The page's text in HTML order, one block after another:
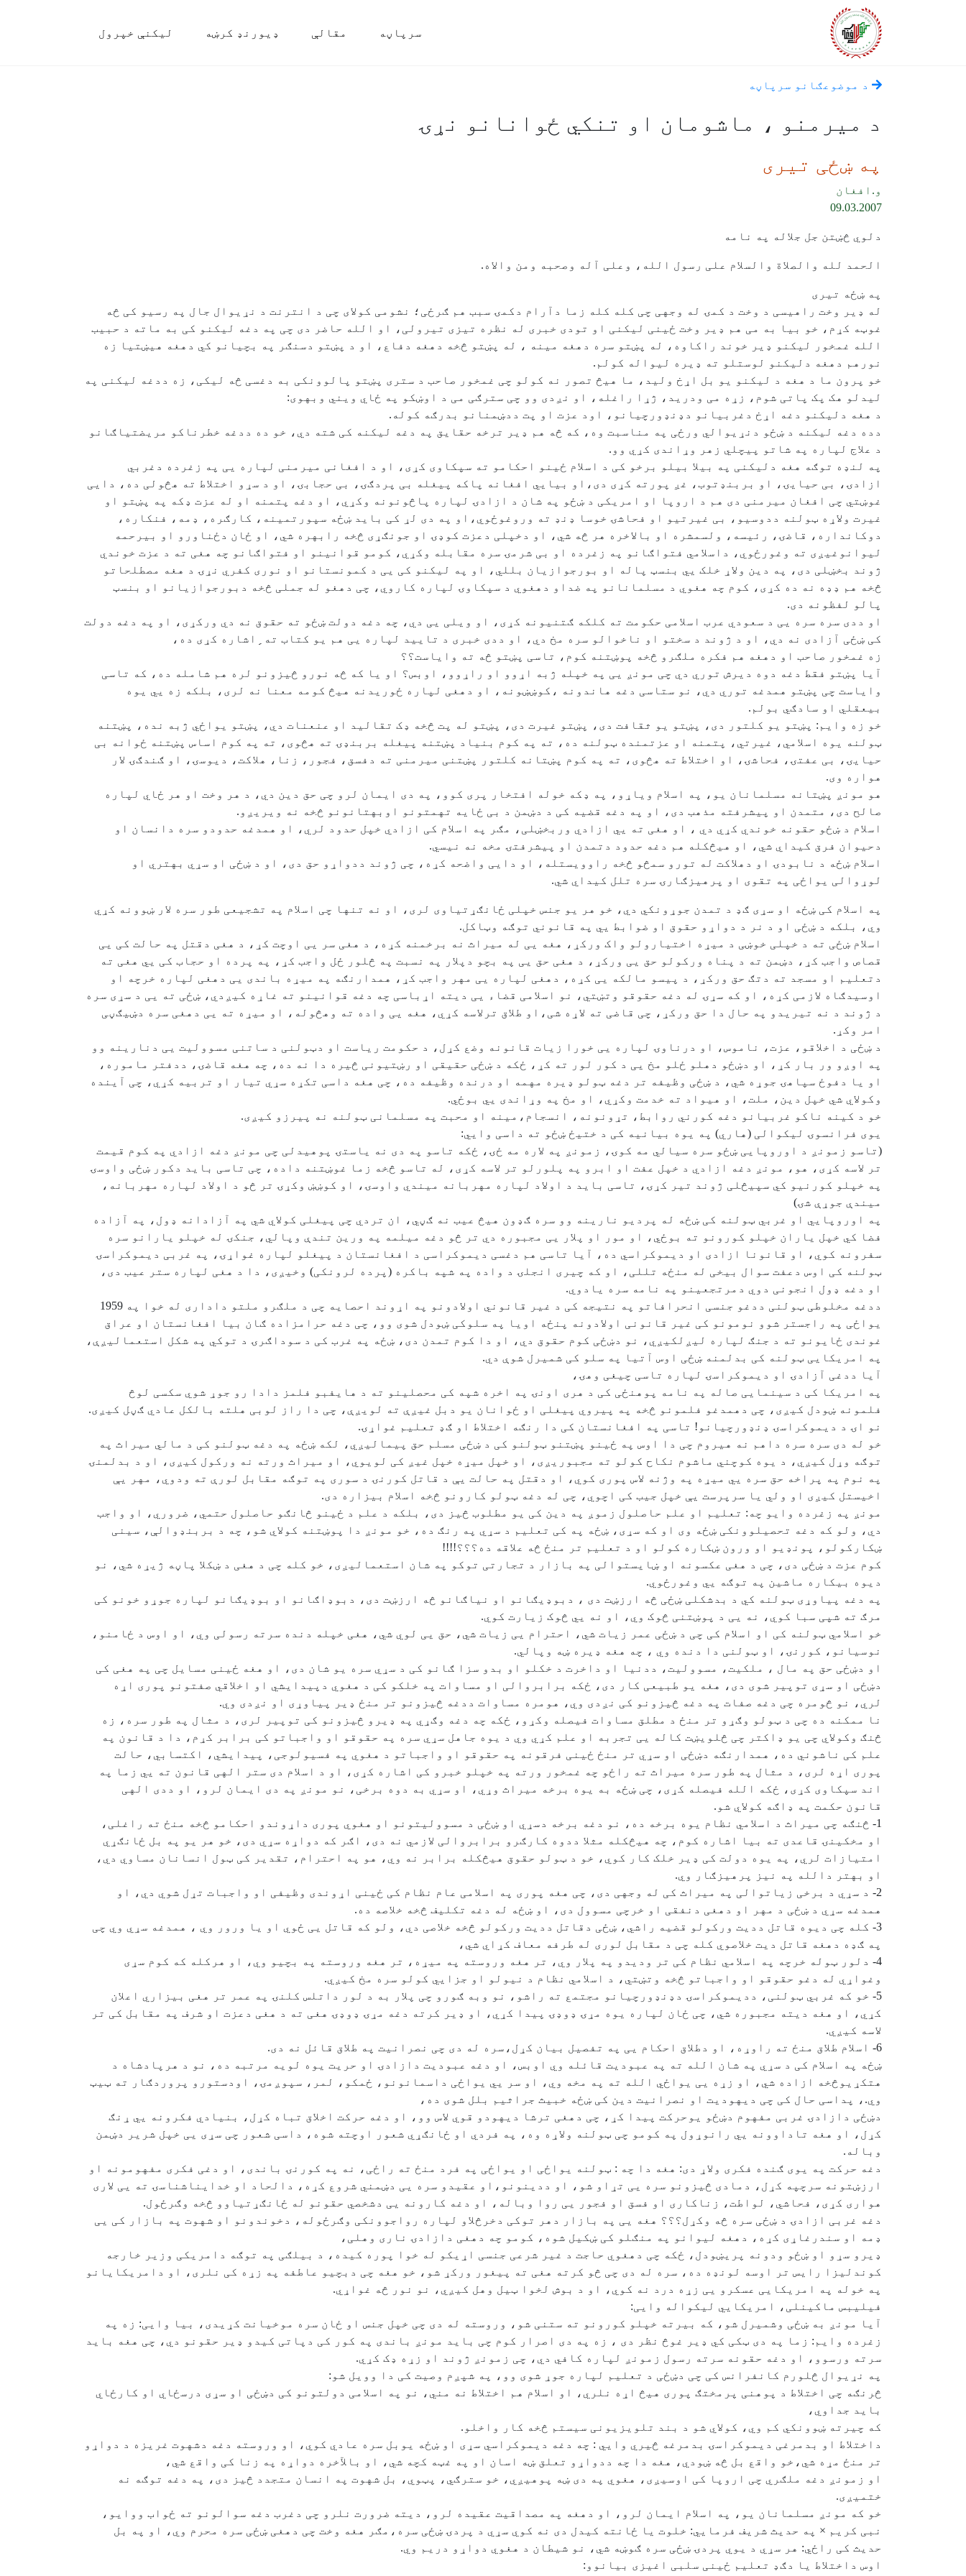
سرپاڼه مقالې ډیورنډ کرښه لیکنې خپرول
د موضوعګانو سرپاڼه
د میرمنو ، ماشومان او تنکي ځوانانو نړۍ
په ښځی تیری
و.افغان
09.03.2007
دلوي څښتن جل جلاله په نامه
الحمد لله والصلاة والسلام علی رسول الله، وعلی آله وصحبه ومن والاه.
په ښځه تیری
له ډیر وخت راهیسی د وخت د کمۍ له وجهی چی کله کله زما دآرام دکمۍ سبب هم ګرځی؛ نشومی کولای چی د انترنت د نړیوال جال په رسیو کی څه
غوټه کړم، خو بیا به می هم ډیر وخت ځینی لیکنی او تودی خبری له نظره تیزی تیرولی، او الله حاضر دی چی په دغه لیکنو کی به ماته د حبیب
الله غمخور لیکنو ډیر خوند راکاوه، له پښتو سره دهغه مینه ، له پښتو څخه دهغه دفاع، او د پښتو دسنګر په بچیانو کي دهغه هیښتیا زه
نورهم دهغه دلیکنو لوستلو ته ډیره لیواله کولم.
خو پرون ما د هغه د لیکنو یو بل اړخ ولید، ما هیڅ تصور نه کولو چی غمخور صاحب د ستری پښتو پالوونکی به دغسی څه لیکی، زه ددغه لیکنی په
لیدلو هک پک پاتی شوم، زړه می ودرید، ژړا راغله، او نږدی وو چی سترګی می د اوښکو په ځاي ویني وبهوی:
د هغه دلیکنو دغه اړخ دغربیانو دډنډورچیانو، اود عزت او پت ددښمنانو بدرګه کوله.
دده دغه لیکنه د ښځو دنړیوالي ورځی په مناسبت وه، که څه هم ډیر ترخه حقایق په دغه لیکنه کی شته دي، خو ده ددغه خطرناکو مریضتیاګانو
د علاج لپاره په شاتو پیچلي زهر وړاندی کړي وو.
په لنډه توګه هغه دلیکنی په بیلا بیلو برخو کی د اسلام ځینو احکامو ته سپکاوی کړی، او د افغانی میرمنی لپاره یی په زغرده دغربي
ازادۍ، بی حیایۍ، او بربنډتوب، غږ پورته کړی دی،او بیایي افغانه پاکه پیغله بی پردګۍ، بی حجابۍ، او د سړو اختلاط ته هڅولی ده، دایی
غوښتي چی افغان میرمنی دی هم د اروپا او امریکی د ښځو په شان د ازادۍ لپاره پاڅونونه وکړي، او دغه پتمنه او له عزت ډکه په پښتو او
غیرت ولاړه ټولنه ددوسیو، بی غیرتیو او فحاشۍ خوسا ډنډ ته وروغوځوي،او په دی لړ کی باید ښځه سپورتمینه، کارګره، ډمه، فنکاره،
دوکانداره، قاضۍ، رئیسه، ولسمشره او بالاخره هر څه شي، او دخپلی دعزت کوډۍ او جونګړی څخه رابهره شي، او ځان دځناورو او بیرحمه
لیوانوغیږی ته وغورځوي، داسلامي فتواګانو په زغرده او بی شرمۍ سره مقابله وکړي، کومو قوانینو او فتواګانو چه هغی ته د عزت خوندي
ژوند بخښلی دی، په دین ولاړ خلک يي بنسټ پاله او بورجوازیان بللي، او په لیکنو کی یی د کمونستانو او نوری کفري نړۍ د هغه مصطلحاتو
څخه هم ډډه نه ده کړی، کوم چه هغوي د مسلمانانو په ضداو دهغوي د سپکاوۍ لپاره کاروي، چی دهغو له جملی څخه دبورجوازیانو او بنسټ
پالو لفظونه دی.
او ددی سره سره یی د سعودي عرب اسلامی حکومت ته کلکه ګتنیونه کړی، او ویلی یی دي، چه دغه دولت ښځو ته حقوق نه دي ورکړی، او په دغه دولت
کی ښځی آزادی نه دي، او د ژوند د سختو او ناخوالو سره مخ دي، او ددی خبری د تایید لپاره یی هم یو کتاب ته ِِاشاره کړی ده،
زه غمخور صاحب او دهغه هم فکره ملګرو څخه پوښتنه کوم، تاسی پښتو څه ته وایاست؟؟
آیا پښتو فقط دغه دوه دیرش توري دي چی مونږ یی په خپله ژبه اړوو او راړوو، اوبس؟ او یا که څه نورو څیزونو لره هم شامله ده، که تاسی
وایاست چی پښتو همدغه توري دي، نو ستاسی دغه هاندونه ،کوښښونه، او دهغی لپاره ځوریدنه هیڅ کومه معنا نه لری، بلکه زه یي یوه
بیعقلي او سادګي بولم.
خو زه وایم: پښتو یو کلتور دی، پښتو یو ثقافت دی، پښتو غیرت دی، پښتو له پت څخه ډک تقالید او عنعنات دي، پښتو یواځي ژبه نده، پښتنه
ټولنه یوه اسلامي، غیرتي، پتمنه او عزتمنده ټولنه ده، ته په کوم بنياد پښتنه پیغله بربنډۍ ته هڅوی، ته په کوم اساس پښتنه ځوانه بی
حیایۍ، بی عفتۍ، فحاشۍ، او اختلاط ته هڅوی، ته په کوم پښتانه کلتور پښتنی میرمنی ته دفسق، فجور، زنا، هلاکت، دیوسۍ، او ګندګۍ لار
هواره وی.
هو مونږ پښتانه مسلمانان یو، په اسلام ویاړو، په ډکه خوله افتخار پری کوو، په دی ایمان لرو چی حق دین دي، د هر وخت او هر ځاي لپاره
صالح دی، متمدن او پيشرفته مذهب دی، او په دغه قضیه کی د دښمن د بی ځایه تهمتونو اوبهتانونو څخه نه ویریږو.
اسلام د ښځو حقونه خوندي کړي دي ، او هغی ته يي ازادي وربخښلی، مګر په اسلام کی ازادي خپل حدود لري، او همدغه حدودو سره دانسان او
دحیوان فرق کیداي شي، او هيڅکله هم دغه حدود دتمدن او پیشرفتۍ مخه نه نیسي.
اسلام ښځه د نابودۍ او دهلاکت له تورو سمڅو څخه راوویستله، او دايی واضحه کړه، چی ژوند ددواړو حق دی، او د ښځی او سړي بهتري او
لوړوالی یواځی په تقوی او پرهیزګارۍ سره تلل کیداي شي.
په اسلام کی ښځه او سړی ګډ د تمدن جوړونکي دي، خو هر یو جنس خپلی ځانګړتیاوی لری، او نه تنها چی اسلام په تشجیعی طور سره لار ښوونه کړي
وي، بلکه د ښځی او د نر د دواړو حقوق او ضوابط یي په قانوني توګه وټاکل.
اسلام ښځی ته د خپلی خوښی د میړه اختیارولو واک ورکړ، هغه یی له میراث نه برخمنه کړه، د هغی سر یی اوچت کړ، د هغی دقتل په حالت کی یی
قصاص واجب کړ، دښمن ته د پناه ورکولو حق یی ورکړ، د هغی حق یی په بچو دپلار په نسبت په څلور ځل واجب کړ، په پرده او حجاب کی يي هغی ته
دتعلیم او مسجد ته دتګ حق ورکړ، د پیسو مالکه یی کړه، دهغی لپاره یی مهر واجب کړ، همدارنګه په میړه باندی یی دهغی لپاره خرچه او
اوسیدګاه لازمی کړه، او که سړۍ له دغه حقوقو وتښتي، نو اسلامی قضاء یی دیته اړباسی چه دغه قوانینو ته غاړه کیږدي، ښځی ته یی د سړی سره
د ژوند د نه تیریدو په حال دا حق ورکړ، چی قاضی ته لاړه شی،او طلاق ترلاسه کړي، هغه يی واده ته وهڅوله، او میړه ته یی دهغی سره دښیګڼی
امر وکړ.
د ښځی د اخلاقو، عزت، ناموس، او درناوۍ لپاره یی خورا زیات قانونه وضع کړل، د حکومت ریاست او دټولنی د ساتنی مسوولیت یی دنارینه وو
په اوږو ور بار کړ، او دښځو دهلو ځلو مخ یی د کور لور ته کړ، ځکه د ښځی حقیقی او رښتیونی څیره دا نه ده، چه هغه قاضۍ، ددفتر ماموره،
او یا دفوځ سپاهۍ جوړه شي، د ښځی وظیفه تر دغه ټولو ډیره مهمه او درنده وظیفه ده، چی هغه داسی تکړه سړي تیار او تربیه کړي، چی آینده
وکولاي شي خپل دین، ملت، او هیواد ته خدمت وکړي، او مخ په وړاندی يي بوځي.
خو د کینه ناکو غربیانو دغه کورني روابط، تړونونه، انسجام،مینه او محبت په مسلمانی ټولنه نه پیرزو کیږی.
یوی فرانسوۍ لیکوالی (هاري) په یوه بیانیه کی د ختیځ ښځو ته داسی وایي:
(تاسو زمونږ د اوروپایی ښځو سره سیالي مه کوۍ، زمونږ په لاره مه ځۍ، ځکه تاسو په دی نه یاستۍ پوهیدلی چی مونږ دغه ازادي په کوم قیمت
تر لاسه کړی، هو، مونږ دغه ازادي د خپل عفت او ابرو په پلورلو تر لاسه کړی، له تاسو څخه زما غوښتنه داده، چی تاسی باید دکور ښځی واوسۍ
په خپلو کورنیو كي سپیڅلی ژوند تیر کړۍ، تاسی باید د اولاد لپاره مهربانه میندي واوسۍ، او کوښښ وکړۍ تر څو د اولاد لپاره مهربانه،
میندې جوړې شۍ)
په اوروپایي او غربي ټولنه کی ښځه له پردیو نارینه وو سره ګډون هیڅ عیب نه ګڼي، ان تردي چی پیغلی کولاي شي په آزادانه ډول، په آزاده
فضا کي خپل یاران خپلو کورونو ته بوځي، او مور او پلار یی مجبوره دي تر څو دغه میلمه په ورین تندې وپالي، جنکۍ له خپلو یارانو سره
سفرونه کوي، او قانونا ازادی او دیموکراسي ده، آیا تاسی هم دغسی دیموکراسی د افغانستان د پیغلو لپاره غواړۍ، په غربی دیموکراسۍ
ټولنه کی اوس دعفت سوال بیخی له منځه تللی، او که چیری انجلۍ د واده په شپه باکره (پرده لرونکی) وخیږی، دا د هغی لپاره ستر عیب دی،
او دغه ډول انجونی دوي دمرتجعینو په نامه سره یادوي.
ددغه مخلوطی ټولنی ددغو جنسی انحرافاتو په نتیجه کی د غیر قانوني اولادونو په اړوند احصایه چی د ملګرو ملتو داداری له خوا په 1959
یواځی په راجستر شوو نومونو کی غیر قانونی اولادونه پنځه اویا په سلوکی ښودل شوی وو، چی دغه حرامزاده ګان بیا افغانستان او عراق
غوندی ځایونو ته د جنګ لپاره لیږلکیږي، نو دښځی کوم حقوق دي، او دا کوم تمدن دی، ښځه په غرب کی د سوداګرۍ د توکي په شکل استعمالیږې،
په امریکایی ټولنه کی بدلمنه ښځی اوس آتیا په سلو کی شمیرل شوې دي.
آیا ددغی آزادۍ او دیموکراسۍ لپاره تاسی چیغی وهۍ،
په امریکا کی د سینمایی صاله په نامه پوهنځی کی د هری اونۍ په اخره شپه کی محصلینو ته د هایفبو فلمز دادا رو جوړ شوي سکسی لوڅ
فلمونه ښودل کیږی، چی دهمدغو فلمونو څخه په پیروي پیغلی او ځوانان یو دبل غیږې ته لویږې، چی دا راز لوبی هلته بالکل عادي ګڼل کیږی.
نو اۍ د دیموکراسۍ ډنډورچیانو! تاسی په افغانستان کی دا رنګه اختلاط او ګډ تعلیم غواړۍ.
خو له دی سره سره داهم نه هیروم چی دا اوس په ځینو پښتنو ټولنو کی د ښځی مسلم حق پیمالیږي، لکه ښځه په دغه ټولنو کی د مالي میراث په
توګه وړل کیږي، د یوه کوچني ماشوم نکاح کولو ته مجبوریږی، او خپل میړه خپل غیږ کی لویوي، او میراث ورته نه ورکول کیږی، او د بدلمنۍ
په نوم په پراخه حق سره یي میړه په وژنه لاس پوری کوي، او دقتل په حالت یې د قاتل کورنۍ د سوری په توګه مقابل لورې ته ودوي، مهر یې
اخیستل کیږی او ولي یا سرپرست یې خپل جیب کی اچوي، چی له دغه ټولو کارونو څخه اسلام بیزاره دی.
مونږ په زغرده وایو چه: تعلیم او علم حاصلول زموږ په دین کی یو مطلوب څیز دی، بلکه د علم د ځینو څانګو حاصلول حتمي، ضروري، او واجب
دي، ولو که دغه تحصیلوونکی ښځه وی او که سړی، ښځه په کی تعلیم د سړي په رنګ ده، خو مونږ دا پوښتنه کولاي شو، چه د بربنډوالې، سینی
ښکارکولو، پونډیو او ورون ښکاره کولو او د تعلیم تر منځ څه علاقه ده؟؟؟!!!!
کوم عزت د ښځی دی، چی د هغی عکسونه او ښایستوالی په بازار د تجارتی توکو په شان استعمالیږی، خو کله چی د هغی د ښکلا پاڼه ژیړه شي، نو
دیوه بیکاره ماشین په توګه یي وغورځوي.
په دغه پیاوړی ټولنه کي د بدشکلی ښځی څه ارزښت دی ، دبوډیګانو او نیاګانو څه ارزښت دی، دبوډاګانو او بوډیګانو لپاره جوړو خونو کی
مرګ ته شپی سبا کوي، نه یی د پوښتنی څوک وي، او نه یي څوک زیارت کوي.
خو اسلامي ټولنه کی او اسلام کی چی د ښځی عمر زیات شي، احترام يی زیات شي، حق يی لوي شي، هغی خپله دنده سرته رسولی وي، او اوس د ځامنو،
نوسیانو، کورنۍ، او ټولنی دا دنده وي ، چه هغه ډیره ښه وپالي.
او دښځی حق په مال ، ملکیت، مسوولیت، ددنیا او داخرت د خکلو او بدو سزا ګانو کی د سړي سره یو شان دی، او هغه ځینی مسایل چی په هغی کی
دښځی او سړی توپیر شوی دی، هغه یو طبیعی کار دی، ځکه برابروالی او مساوات په خلکو کی د هغوي دپیدایشي او اخلاقي صفتونو پوری اړه
لري، نو څومره چی دغه صفات په دغه څیزونو کی نږدی وي، هومره مساوات ددغه څیزونو تر منځ ډیر پیاوړی او نږدی وي.
نا ممکنه ده چی د ټولو وګړو تر منځ د مطلق مساوات فیصله وکړو، ځکه چه دغه وګړي په ډیرو څیزونو کی توپیر لری، د مثال په طور سره، زه
څنګ وکولاي چی یو ډاکتر چی څلویښت کاله یی تجربه او علم کړي وي د یوه جاهل سړي سره په حقوقو او واجباتو کی برابر کړم، دا د قانون په
علم کی ناشوني ده، همدارنګه دښځی او سړي تر منځ ځینی فرقونه په حقوقو او واجباتو د هغوي په فسیولوجی، پیدایشي، اکتسابي، حالت
پوری اړه لری، د مثال په طور سره میراث ته راځو چه غمخور ورته په خپلو خبرو کی اشاره کړی، او د اسلام دی ستر الهی قانون ته يي زما په
اند سپکاوی کړی، ځکه الله فیصله کړی، چی ښځه به یوه برخه میراث وړي، او سړي به دوه برخی، نو مونږ په دی ایمان لرو، او ددی الهی
قانون حکمت په ډاګه کولاي شو.
1- څنګه چی میراث د اسلامي نظام یوه برخه ده، نو دغه برخه دسړي او ښځی د مسوولیتونو او هغوي پوری داړوندو احکامو څخه منځ ته راغلی،
او مخکینۍ قاعدی ته بیا اشاره کوم، چه هیڅکله مثلا ددوه کارګرو برابروالی لازمي نه دی، اګر که دواړه سړي دی، خو هر یو په بل ځانګړي
امتیازات لري، په یوه دولت کی ډیر خلک کار کوي، خو د ټولو حقوق هیڅکله برابر نه وي، هو په احترام، تقدیر کی ټول انسانان مساوي دي،
او بهتر دالله په نیز پرهیزګار وي.
2- د سړي د برخی زیاتوالی په میراث کی له وجهی دی، چی هغه پوری په اسلامی عام نظام کی ځینی اړوندی وظیفی او واجبات تړل شوي دي، او
همدغه سړي د ښځی د مهر او دهغی دنفقی او خرچی مسوول دی، او ښځه له دغه تکلیف څخه خلاصه ده.
3- کله چی دیوه قاتل ددیت ورکولو قضیه راشي، ښځی دقاتل ددیت ورکولو څخه خلاصی دي، ولو که قاتل یی ځوي او یا ورور وي ، همدغه سړي وي چی
په ګډه دهغه قاتل دیت خلاصوي کله چی د مقابل لوری له طرفه معاف کړاي شي،
4- دلور ټوله خرچه په اسلامي نظام کی تر ودیدو په پلار وي، تر هغه وروسته په میړه، تر هغه وروسته په بچیو وي، او هرکله که کوم سړی
وغواړي له دغو حقوقو او واجباتو څخه وتښتي، د اسلامي نظام د نیولو او جزايي کولو سره مخ کیږي.
5- خو که غربي ټولنی، ددیموکراسۍ دډنډورچیانو مجتمع ته راشو، نو وبه ګورو چی پلار به د لور داتلس کلنۍ په عمر تر هغی بیزاري اعلان
کړي، او هغه دیته مجبوره شي، چی ځان لپاره یوه مړۍ ډوډۍ پیدا کړي، او ډیر کرته دغه مړۍ ډوډۍ هغی ته د هغی دعزت او شرف په مقابل کی تر
لاسه کیږي.
6- اسلام طلاق منځ ته راوړه، او دطلاق احکام یی په تفصیل بیان کړل،سره له دی چی نصرانیت په طلاق قائل نه دی.
ښځه په اسلام کی د سړي په شان الله ته په عبودیت قائله وي اوبس، او دغه عبودیت دازادۍ او حریت یوه لویه مرتبه ده، نو د هرپادشاه د
هتکړیوڅخه ازاده شي، او زړه یی یواځي الله ته په مخه وي، او سر یي یواځی داسمانونو، ځمکو، لمر، سپوږمۍ، اودستورو پروردګار ته ټیټ
وي.، پداسی حال کی چی دیهودیت او نصرانیت دین کی ښځه خبیث جراثیم بلل شوی ده،
دښځی دازادۍ غربی مفهوم دښځو یوحرکت پیدا کړ، چی دهغی ترشا دیهودو قوي لاس وو، او دغه حرکت اخلاق تباه کړل، بنیادي فکرونه یي ړنګ
کړل، او هغه تاداوونه يي رانوړول په کومو چی ټولنه ولاړه وه، په فردي او ځانګړي شعور اوچته شوه، داسی شعور چی سړی یی خپل شریر دښمن
وباله.
دغه حرکت په یوی ګنده فکری ولاړ دی: هغه دا چه : ټولنه یواځی او یواځی په فرد منځ ته راځی، نه په کورنۍ باندی، او دغی فکری مفهومونه او
ارزښتونه سرچپه کړل، دمادی څیزونو سره یی تړاو شو، او ددینونو،او عقیدو سره یی دښمني شروع کړه، دالحاد او خدایناشناسۍ ته یی لاری
هواری کړی، فحاشي، لواطت، زناکاری او فسق او فجور یی روا وباله، او دغه کارونه یی دشخصي حقونو له ځانګړتیاوو څخه وګرځول.
دغه غربی ازادۍ د ښځی سره څه وکړل؟؟؟ هغه یی په بازار دهر توکی دخرڅلاو لپاره رواجوونکی وګرځوله، دخوندونو او شهوت په بازار کی یی
ډمه او سندرغاړی کړه، دهغه لیوانو په منګلو کی ښکیل شوه، کومو چه دهغی دازادۍ ناری وهلی،
ډیرو سړو او ښځو ودونه پريښودل، ځکه چی دهغوي حاجت د غیر شرعی جنسی اړیکو له خوا پوره کیده، د بیلګی په توګه دامریکی وزیر خارجه
کوندلیزا رایس تر اوسه لونډه ده، سره له دی چی څو کرته هغی ته پیغور ورکړ شو، خو هغه چی دبچیو عاطفه په زړه کی نلری، او دامریکایانو
په خوله په امریکایی عسکرو یی زړه درد نه کوي، او د بوش لخوا ټیل وهل کیږي، نو نور څه غواړي.
فیلیبس ماکینلی، امریکایي لیکواله وایی:
آیا مونږ به ښځی وشمیرل شو، که بیرته خپلو کورونو ته ستنی شو، وروسته له دی چی خپل جنس او ځان سره موخیانت کړیدی، بیا وایی: زه په
زغرده وایم: زما په دی ټکی کي ډیر غوڅ نظر دی ، زه په دی اصرار کوم چی باید مونږ باندی په کور کی دپاتی کیدو ډیر حقونو دي، چی هغه باید
سرته ورسوو، او دغه حقونه سرته رسول زمونږ لپاره کافي دي، چی زمونږ ژوند او زړه ډک کړي.
په نړیوال څلورم کانفرانس کی چی دښځی د تعلیم لپاره جوړ شوی وو، په شپږم وصیت کی دا وویل شو:
څرنګه چی اختلاط د پوهنی پرمختګ پوری هیڅ اړه نلري، او اسلام هم اختلاط نه مني، نو په اسلامی دولتونو کی دښځی او سړی درسځاي او کارځاي
باید جداوي،
که چیرته ښوونکي کم وي، کولاي شو د بند تلویزیونی سیستم څخه کار واخلو.
داختلاط او بدمرغی دیموکراسۍ بدمرغه څیري وايي : چه دغه دیموکراسي سړی او ښځه یوبل سره عادي کوي، او وروسته دغه دشهوت غریزه د دواړو
تر منځ مړه شي،خو واقع بل څه ښودي، هغه دا چه ددواړو تعلق ښه اسان او په غټه کچه شي، او بالآخره دواړه په زنا کی واقع شي،
او زمونږ دغه ملګري چی اروپا کی اوسيږی، هغوي په دی ښه پوهیږي، خو سترګي، پټوي، بل شهوت په انسان متجدد څیز دی، په دغه توګه نه
ختمیږی.
خو که مونږ مسلمانان یو، په اسلام ایمان لرو، او دهغه په مصداقیت عقیده لرو، دیته ضرورت نلرو چی دغرب دغه سوالونو ته ځواب ووایو،
نبی کریم × په حدیث شریف فرمایي: خلوت یا ځانته کیدل دی نه کوي سړي د پردۍ ښځی سره،مګر هغه وخت چی دهغی ښځی سره محرم وي، او په بل
حدیث کی راځي: هر سړي د یوي پردۍ ښځی سره ګوښه شي، نو شیطان د هغوي دواړو دریم وي.
اوس داختلاط یا دګډ تعلیم ځینی سلبی اغیزی بیانوو: